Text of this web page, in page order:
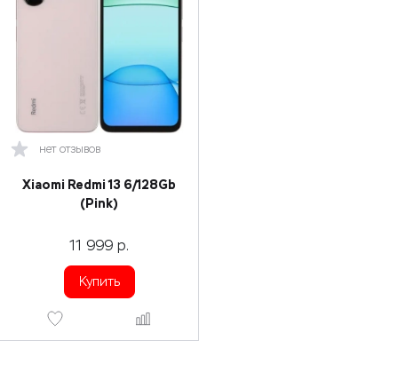
нет отзывов
Xiaomi Redmi 13 6/128Gb
(Pink)
11 999 р.
Купить